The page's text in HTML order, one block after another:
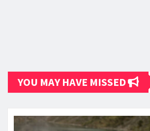
YOU MAY HAVE MISSED